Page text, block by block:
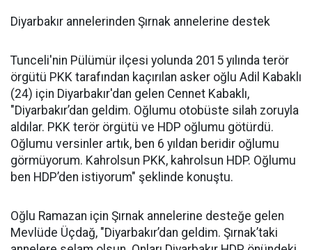
Diyarbakır annelerinden Şırnak annelerine destek
Tunceli'nin Pülümür ilçesi yolunda 2015 yılında terör
örgütü PKK tarafından kaçırılan asker oğlu Adil Kabaklı
(24) için Diyarbakır'dan gelen Cennet Kabaklı,
"Diyarbakır’dan geldim. Oğlumu otobüste silah zoruyla
aldılar. PKK terör örgütü ve HDP oğlumu götürdü.
Oğlumu versinler artık, ben 6 yıldan beridir oğlumu
görmüyorum. Kahrolsun PKK, kahrolsun HDP. Oğlumu
ben HDP’den istiyorum" şeklinde konuştu.
Oğlu Ramazan için Şırnak annelerine desteğe gelen
Mevlüde Üçdağ, "Diyarbakır’dan geldim. Şırnak’taki